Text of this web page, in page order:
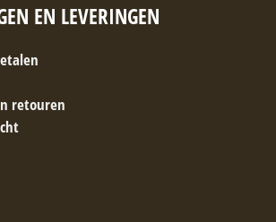
EN LEVERINGEN
retouren